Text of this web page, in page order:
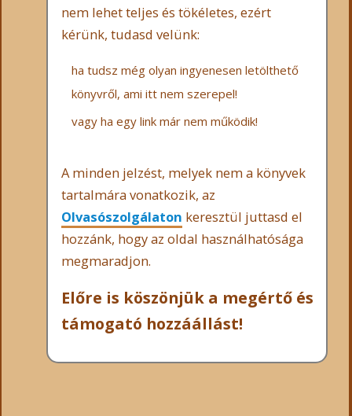
nem lehet teljes és tökéletes, ezért
kérünk, tudasd velünk:
ha tudsz még olyan ingyenesen letölthető
könyvről, ami itt nem szerepel!
vagy ha egy link már nem működik!
A minden jelzést, melyek nem a könyvek
tartalmára vonatkozik, az
Olvasószolgálaton keresztül juttasd el
hozzánk, hogy az oldal használhatósága
megmaradjon.
Előre is köszönjük a megértő és
támogató hozzáállást!